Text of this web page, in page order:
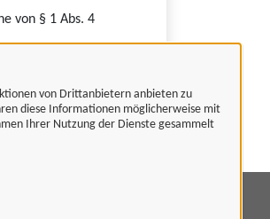
von Drittanbietern anbieten zu
diese Informationen möglicherweise mit
Ihrer Nutzung der Dienste gesammelt
von § 1 Abs. 4